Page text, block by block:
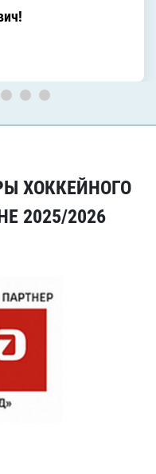
ХОККЕЙНОГО
2025/2026